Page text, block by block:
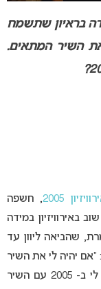
זוכת אירוויזיון 2005, מודה בראיון שתשמח
השיר המתאים.
2005
, חשפה
באירוויזיון במידה
שהביאה ליוון עד
“אם יהיה לי את השיר
הנכון, אני אתמודד שוב באירוויזיון. כפי שקרה לי ב- 2005 עם השיר